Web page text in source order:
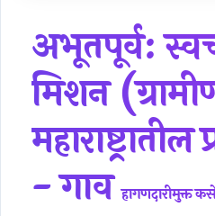
अभूतपूर्व:
मिशन
- गावहागणदारीमुक्त